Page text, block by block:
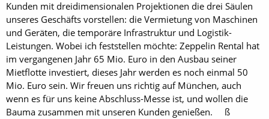
Kunden mit dreidimensionalen Projektionen die drei Säulen
unseres Geschäfts vorstellen: die Vermietung von Maschinen
und Geräten, die temporäre Infrastruktur und Logistik-
Leistungen. Wobei ich feststellen möchte: Zeppelin Rental hat
im vergangenen Jahr 65 Mio. Euro in den Ausbau seiner
Mietflotte investiert, dieses Jahr werden es noch einmal 50
Mio. Euro sein. Wir freuen uns richtig auf München, auch
wenn es für uns keine Abschluss-Messe ist, und wollen die
Bauma zusammen mit unseren Kunden genießen. ß